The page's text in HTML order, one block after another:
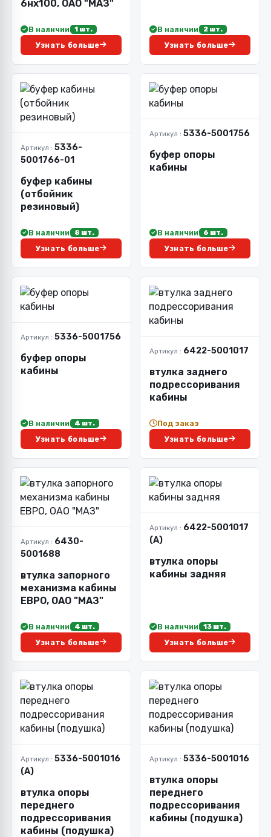
6нх100, ОАО "МАЗ"
В наличии 1 шт.
Узнать больше
В наличии 2 шт.
Узнать больше
Артикул : 5336-
5001766-01
буфер кабины
(отбойник
резиновый)
В наличии 8 шт.
Узнать больше
Артикул : 5336-5001756
буфер опоры
кабины
В наличии 6 шт.
Узнать больше
Артикул : 5336-5001756
буфер опоры
кабины
В наличии 4 шт.
Узнать больше
Артикул : 6422-5001017
втулка заднего
подрессоривания
кабины
Под заказ
Узнать больше
Артикул : 6430-
5001688
втулка запорного
механизма кабины
ЕВРО, ОАО "МАЗ"
В наличии 4 шт.
Узнать больше
Артикул : 6422-5001017
(А)
втулка опоры
кабины задняя
В наличии 13 шт.
Узнать больше
Артикул : 5336-5001016
(А)
втулка опоры
переднего
подрессоривания
кабины (подушка)
Артикул : 5336-5001016
втулка опоры
переднего
подрессоривания
кабины (подушка)